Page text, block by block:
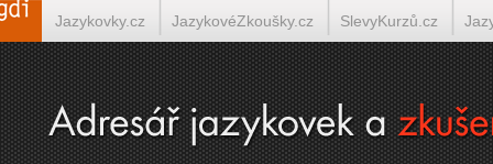
Jazykovky.cz JazykovéZkoušky.cz SlevyKurzů.cz
Španělština on-line Italština on-line Tlumočení-